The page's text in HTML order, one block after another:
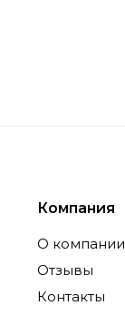
Компания
О компании
Отзывы
Контакты